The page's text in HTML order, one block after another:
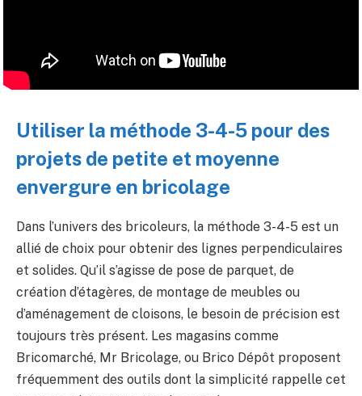
Utiliser la méthode 3-4-5 pour des
projets de petite et moyenne
envergure en bricolage
Dans l’univers des bricoleurs, la méthode 3-4-5 est un
allié de choix pour obtenir des lignes perpendiculaires
et solides. Qu’il s’agisse de pose de parquet, de
création d’étagères, de montage de meubles ou
d’aménagement de cloisons, le besoin de précision est
toujours très présent. Les magasins comme
Bricomarché, Mr Bricolage, ou Brico Dépôt proposent
fréquemment des outils dont la simplicité rappelle cet